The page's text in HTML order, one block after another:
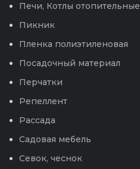
Печи, Котлы отопительные
Пикник
Пленка полиэтиленовая
Посадочный материал
Перчатки
Репеллент
Рассада
Садовая мебель
Севок, чеснок